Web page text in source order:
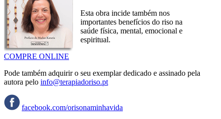
Esta obra incide também nos
importantes benefícios do riso na
saúde física, mental, emocional e
espiritual.
COMPRE ONLINE
Pode também adquirir o seu exemplar dedicado e assinado pela
autora pelo info@terapiadoriso.pt
facebook.com/orisonaminhavida